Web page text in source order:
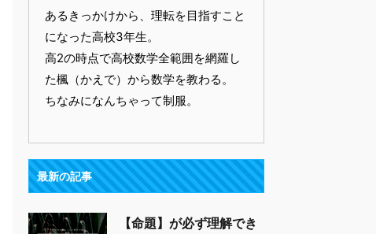
あるきっかけから、理転を目指すこと
になった高校3年生。
高2の時点で高校数学全範囲を網羅し
た楓（かえで）から数学を教わる。
ちなみになんちゃって制服。
最新の記事
【命題】が必ず理解でき